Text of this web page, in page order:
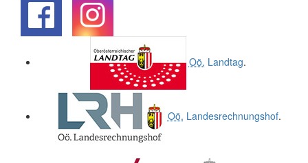
Oö. Landtag.
Oö. Landesrechnungshof.